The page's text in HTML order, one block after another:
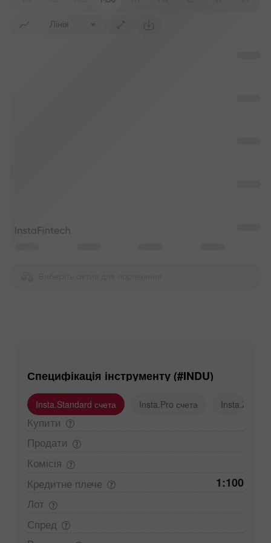
Лінія
Специфікація інструменту (#INDU)
Insta.Standard счета Insta.Pro счета Insta.Zero
Купити
Продати
Комісія
Кредитне плече 1:100
Лот
Спред